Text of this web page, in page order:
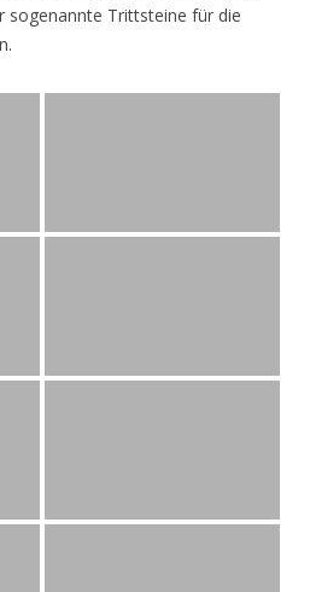
sogenannte Trittsteine für die